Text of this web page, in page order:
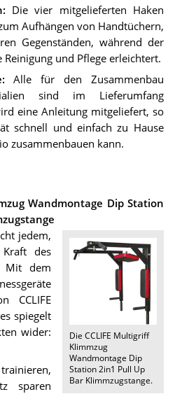
: Die vier mitgelieferten Haken
Aufhängen von Handtüchern,
Gegenständen, während der
Reinigung und Pflege erleichtert.
:Alle für den Zusammenbau
sind im Lieferumfang
eine Anleitung mitgeliefert, so
schnell und einfach zu Hause
zusammenbauen kann.
Wandmontage Dip Station
Die CCLIFE Multigriff
Klimmzug
Wandmontage Dip
Station 2in1 Pull Up
Bar Klimmzugstange.
jedem,
des
Mit dem
CCLIFE
spiegelt
wider:
sparen